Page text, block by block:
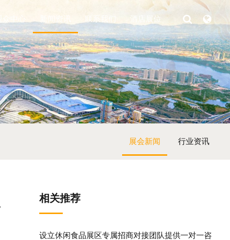
酒店展位
展会新闻 行业资讯
相关推荐
设立休闲食品展区专属招商对接团队提供一对一咨